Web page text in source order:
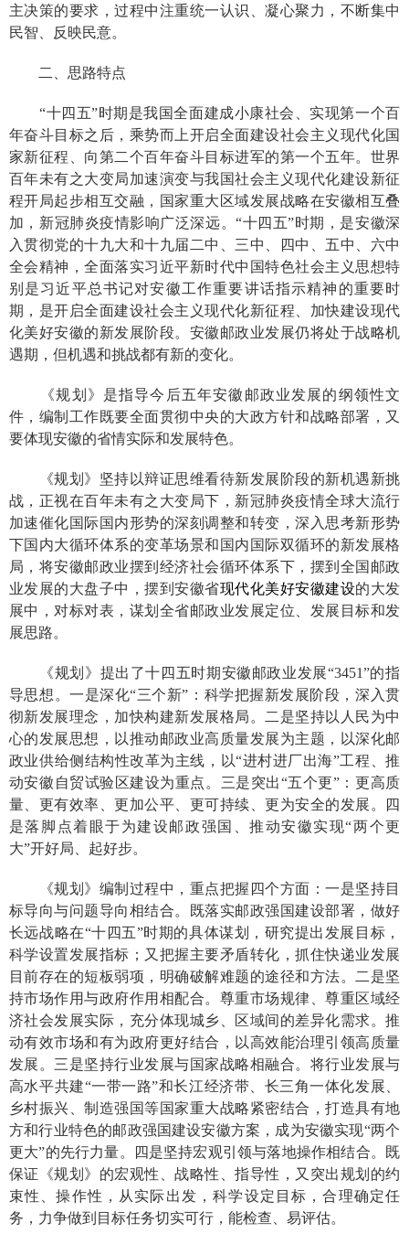
主决策的要求，过程中注重统一认识、凝心聚力，不断集中
民智、反映民意。
二、思路特点
“十四五”时期是我国全面建成小康社会、实现第一个百
年奋斗目标之后，乘势而上开启全面建设社会主义现代化国
家新征程、向第二个百年奋斗目标进军的第一个五年。世界
百年未有之大变局加速演变与我国社会主义现代化建设新征
程开局起步相互交融，国家重大区域发展战略在安徽相互叠
加，新冠肺炎疫情影响广泛深远。“十四五”时期，是安徽深
入贯彻党的十九大和十九届二中、三中、四中、五中、六中
全会精神，全面落实习近平新时代中国特色社会主义思想特
别是习近平总书记对安徽工作重要讲话指示精神的重要时
期，是开启全面建设社会主义现代化新征程、加快建设现代
化美好安徽的新发展阶段。安徽邮政业发展仍将处于战略机
遇期，但机遇和挑战都有新的变化。
《规划》是指导今后五年安徽邮政业发展的纲领性文
件，编制工作既要全面贯彻中央的大政方针和战略部署，又
要体现安徽的省情实际和发展特色。
《规划》坚持以辩证思维看待新发展阶段的新机遇新挑
战，正视在百年未有之大变局下，新冠肺炎疫情全球大流行
加速催化国际国内形势的深刻调整和转变，深入思考新形势
下国内大循环体系的变革场景和国内国际双循环的新发展格
局，将安徽邮政业摆到经济社会循环体系下，摆到全国邮政
业发展的大盘子中，摆到安徽省现代化美好安徽建设的大发
展中，对标对表，谋划全省邮政业发展定位、发展目标和发
展思路。
《规划》 提出了十四五时期安徽邮政业发展“3451”的指
导思想。一是深化“三个新”：科学把握新发展阶段，深入贯
彻新发展理念，加快构建新发展格局。二是坚持以人民为中
心的发展思想，以推动邮政业高质量发展为主题，以深化邮
政业供给侧结构性改革为主线，以“进村进厂出海”工程、推
动安徽自贸试验区建设为重点。三是突出“五个更”： 更高质
量、更有效率、更加公平、更可持续、更为安全的发展。四
是落脚点着眼于为建设邮政强国、推动安徽实现“两个更
大”开好局、起好步。
《规划》编制过程中，重点把握四个方面：一是坚持目
标导向与问题导向相结合。既落实邮政强国建设部署，做好
长远战略在“十四五”时期的具体谋划，研究提出发展目标，
科学设置发展指标；又把握主要矛盾转化，抓住快递业发展
目前存在的短板弱项，明确破解难题的途径和方法。二是坚
持市场作用与政府作用相配合。尊重市场规律、尊重区域经
济社会发展实际，充分体现城乡、区域间的差异化需求。推
动有效市场和有为政府更好结合，以高效能治理引领高质量
发展。三是坚持行业发展与国家战略相融合。将行业发展与
高水平共建“一带一路”和长江经济带、长三角一体化发展、
乡村振兴、制造强国等国家重大战略紧密结合，打造具有地
方和行业特色的邮政强国建设安徽方案，成为安徽实现“两个
更大”的先行力量。四是坚持宏观引领与落地操作相结合。既
保证《规划》的宏观性、战略性、指导性，又突出规划的约
束性、操作性，从实际出发，科学设定目标，合理确定任
务，力争做到目标任务切实可行，能检查、易评估。